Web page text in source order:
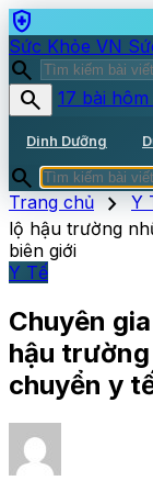
health_and_safety
Sức Khỏe VN
search
search
17 bài
Dinh Dưỡng
search
Trang chủ chevron_right Y
lộ hậu trường
biên giới
Y Tế
Chuyên
hậu
chuyển y